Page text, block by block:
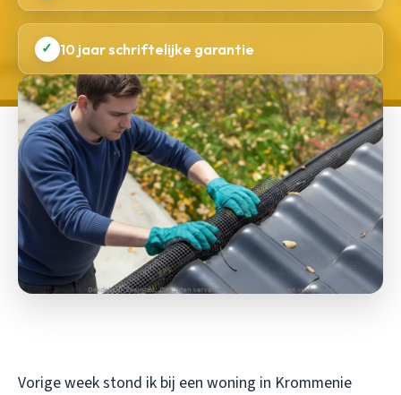
✓ 10 jaar schriftelijke garantie
Vorige week stond ik bij een woning in Krommenie